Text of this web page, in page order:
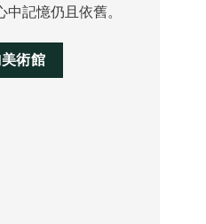
記憶仍且依舊。
術館